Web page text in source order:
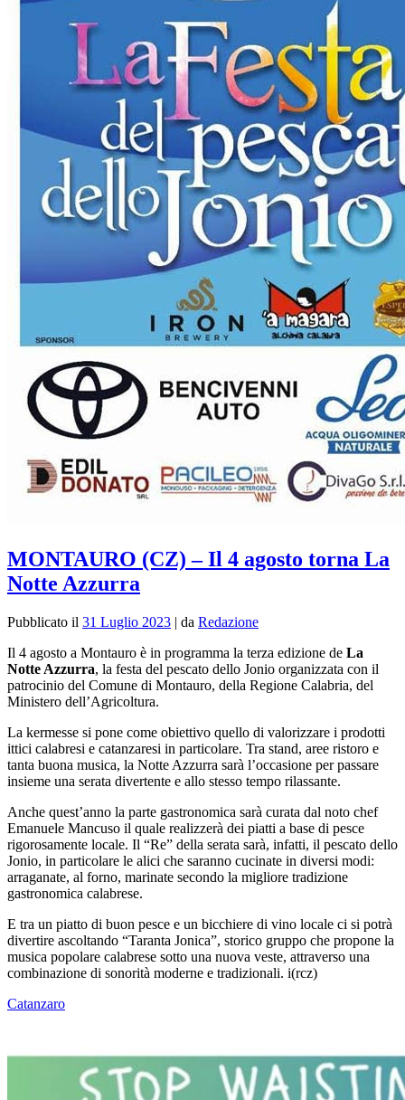
MONTAURO (CZ) – Il 4 agosto torna La
Notte Azzurra
Pubblicato il 31 Luglio 2023 | da Redazione
Il 4 agosto a Montauro è in programma la terza edizione de La
Notte Azzurra, la festa del pescato dello Jonio organizzata con il
patrocinio del Comune di Montauro, della Regione Calabria, del
Ministero dell’Agricoltura.
La kermesse si pone come obiettivo quello di valorizzare i prodotti
ittici calabresi e catanzaresi in particolare. Tra stand, aree ristoro e
tanta buona musica, la Notte Azzurra sarà l’occasione per passare
insieme una serata divertente e allo stesso tempo rilassante.
Anche quest’anno la parte gastronomica sarà curata dal noto chef
Emanuele Mancuso il quale realizzerà dei piatti a base di pesce
rigorosamente locale. Il “Re” della serata sarà, infatti, il pescato dello
Jonio, in particolare le alici che saranno cucinate in diversi modi:
arraganate, al forno, marinate secondo la migliore tradizione
gastronomica calabrese.
E tra un piatto di buon pesce e un bicchiere di vino locale ci si potrà
divertire ascoltando “Taranta Jonica”, storico gruppo che propone la
musica popolare calabrese sotto una nuova veste, attraverso una
combinazione di sonorità moderne e tradizionali. i(rcz)
Catanzaro